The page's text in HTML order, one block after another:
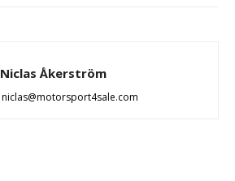
Niclas Åkerström
niclas@motorsport4sale.com